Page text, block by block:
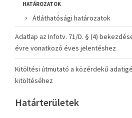
HATÁROZATOK
Átláthatósági határozatok
Adatlap az Infotv. 71/D. § (4)
évre vonatkozó éves jelentéshez
Kitöltési útmutató a közérdekű
kitöltéséhez
Határterületek